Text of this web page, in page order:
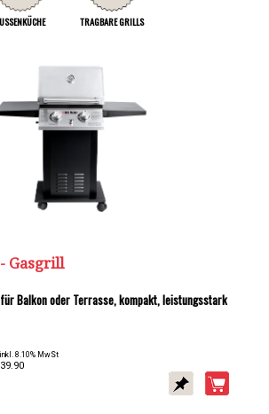
TRAGBARE GRILLS
Gasgrill
Balkon oder Terrasse, kompakt, leistungsstark
inkl. 8.10% MwSt